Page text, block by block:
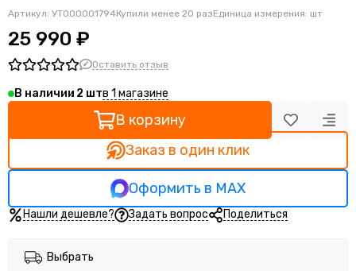
Артикул: УТ000001794Купили менее 20 разЕдиница измерения: шт
25 990 ₽
Оставить отзыв
В наличии 2 в 1 магазине
В корзину
Заказ в один клик
Оформить в MAX
Нашли дешевле? Задать вопрос Поделиться
Выбрать